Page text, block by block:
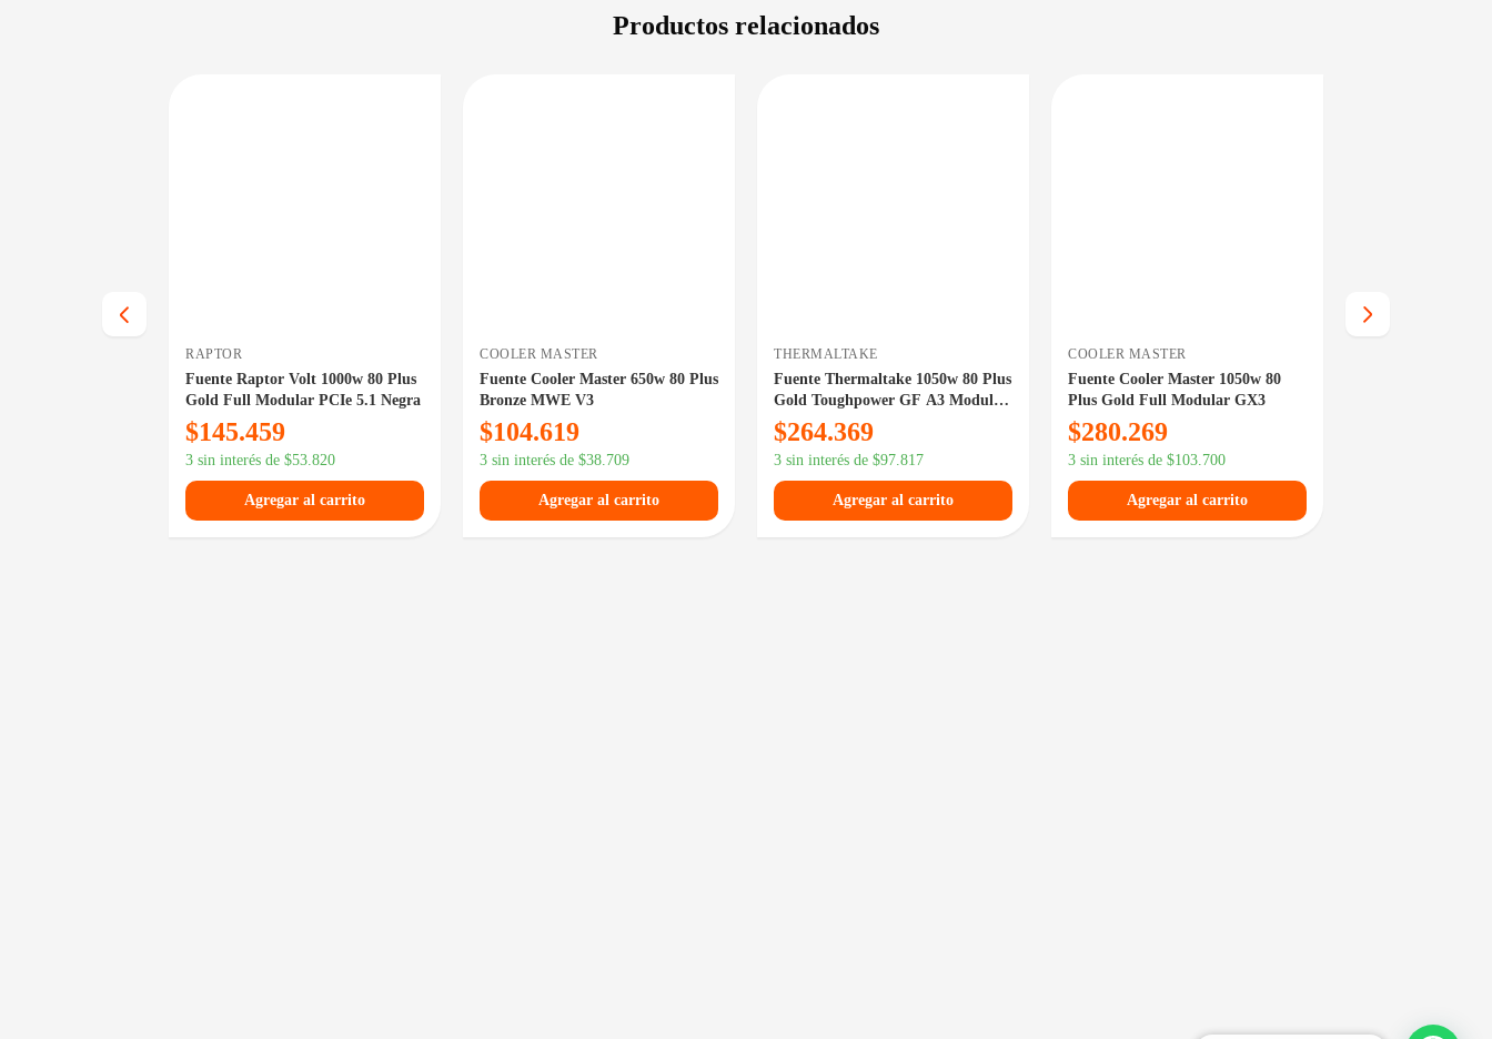
Productos relacionados
RAPTOR
Fuente Raptor Volt 1000w 80 Plus
Gold Full Modular PCIe 5.1 Negra
$145.459
3 sin interés de $53.820
Agregar al carrito
COOLER MASTER
Fuente Cooler Master 650w 80 Plus
Bronze MWE V3
$104.619
3 sin interés de $38.709
Agregar al carrito
THERMALTAKE
Fuente Thermaltake 1050w 80 Plus
Gold Toughpower GF A3 Modular
PCIe 5.0
$264.369
3 sin interés de $97.817
Agregar al carrito
COOLER MASTER
Fuente Cooler Master 1050w 80
Plus Gold Full Modular GX3
$280.269
3 sin interés de $103.700
Agregar al carrito